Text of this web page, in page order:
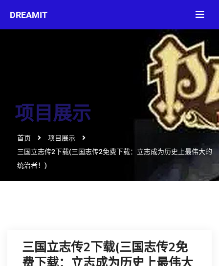
项目展示
首页
项目展示
三国立志传2下载(三国志传2免费下载：立志成为历史上最伟大的
统治者！)
三国立志传2下载(三国志传2免